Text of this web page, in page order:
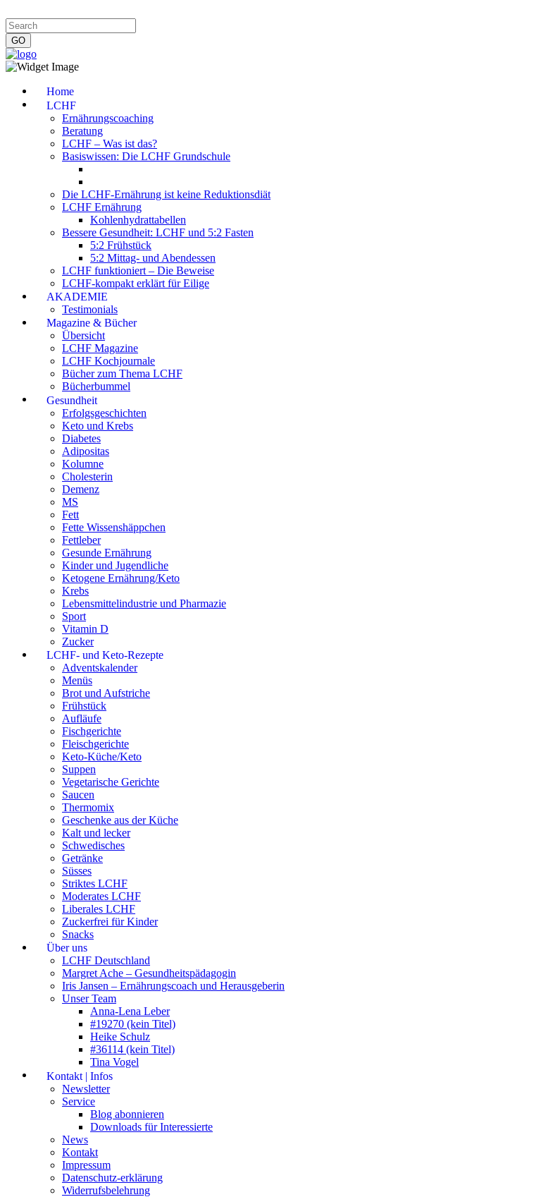
Home
LCHF
Ernährungscoaching
Beratung
LCHF – Was ist das?
Basiswissen: Die LCHF Grundschule
Die LCHF-Ernährung ist keine Reduktionsdiät
LCHF Ernährung
Kohlenhydrattabellen
Bessere Gesundheit: LCHF und 5:2 Fasten
5:2 Frühstück
5:2 Mittag- und Abendessen
LCHF funktioniert – Die Beweise
LCHF-kompakt erklärt für Eilige
AKADEMIE
Testimonials
Magazine & Bücher
Übersicht
LCHF Magazine
LCHF Kochjournale
Bücher zum Thema LCHF
Bücherbummel
Gesundheit
Erfolgsgeschichten
Keto und Krebs
Diabetes
Adipositas
Kolumne
Cholesterin
Demenz
MS
Fett
Fette Wissenshäppchen
Fettleber
Gesunde Ernährung
Kinder und Jugendliche
Ketogene Ernährung/Keto
Krebs
Lebensmittelindustrie und Pharmazie
Sport
Vitamin D
Zucker
LCHF- und Keto-Rezepte
Adventskalender
Menüs
Brot und Aufstriche
Frühstück
Aufläufe
Fischgerichte
Fleischgerichte
Keto-Küche/Keto
Suppen
Vegetarische Gerichte
Saucen
Thermomix
Geschenke aus der Küche
Kalt und lecker
Schwedisches
Getränke
Süsses
Striktes LCHF
Moderates LCHF
Liberales LCHF
Zuckerfrei für Kinder
Snacks
Über uns
LCHF Deutschland
Margret Ache – Gesundheitspädagogin
Iris Jansen – Ernährungscoach und Herausgeberin
Unser Team
Anna-Lena Leber
#19270 (kein Titel)
Heike Schulz
#36114 (kein Titel)
Tina Vogel
Kontakt | Infos
Newsletter
Service
Blog abonnieren
Downloads für Interessierte
News
Kontakt
Impressum
Datenschutz-erklärung
Widerrufsbelehrung